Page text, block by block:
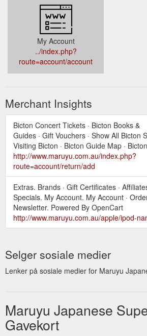
My Account
../index.php?
route=account/account
Merchant Insights
Bicton Concert Tickets · Bicton Books &
Guides · Gift Vouchers · Show All Bicton
Visiting Bicton · Bicton Guide Map ·
http://www.maruyu.com.au/index.php?
route=account/return/add
Extras. Brands · Gift Certificates ·
Specials. My Account. My Account ·
Newsletter. Powered By OpenCart
http://www.maruyu.com.au/apple/ipod-
Selger sosiale medier
Lenker på sosiale medier for Maruyu
Maruyu Japanese
Gavekort